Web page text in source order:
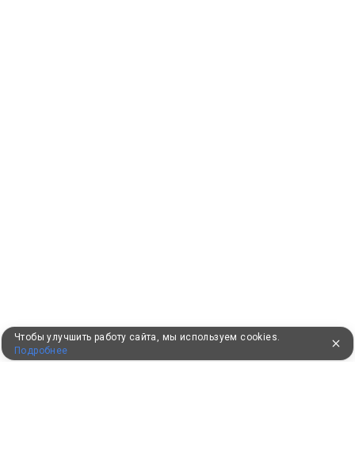
Чтобы улучшить работу сайта, мы используем cookies.
Подробнее